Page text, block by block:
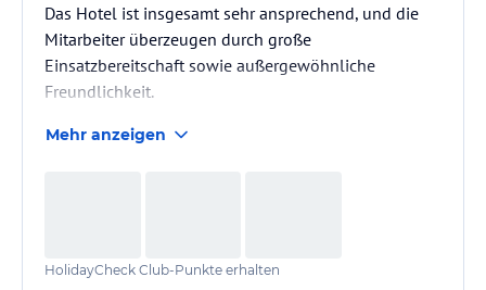
Das Hotel ist insgesamt sehr ansprechend, und die
Mitarbeiter überzeugen durch große
Einsatzbereitschaft sowie außergewöhnliche
Freundlichkeit.
Mehr anzeigen
HolidayCheck Club-Punkte erhalten